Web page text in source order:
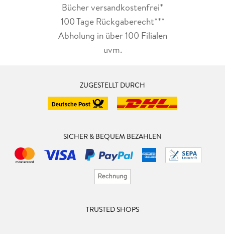
Bücher versandkostenfrei*
100 Tage Rückgaberecht***
Abholung in über 100 Filialen
uvm.
ZUGESTELLT DURCH
SICHER & BEQUEM BEZAHLEN
TRUSTED SHOPS